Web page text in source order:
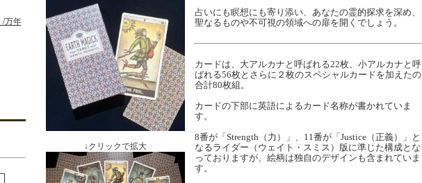
/万年
↓クリックで拡大
占いにも瞑想にも寄り添い、あなたの霊的探求を深め、
聖なるものや不可視の領域への扉を開くでしょう。
カードは、大アルカナと呼ばれる22枚、小アルカナと呼
ばれる56枚とさらに２枚のスペシャルカードを加えたの
合計80枚組。
カードの下部に英語によるカード名称が書かれていま
す。
8番が「Strength（力）」、11番が「Justice（正義）」と
なるライダー（ウェイト・スミス）版に準じた構成とな
っておりますが、絵柄は独自のデザインも含まれていま
す。